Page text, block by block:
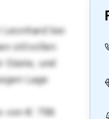
bei
stilvollen
Gäste, und
Lage
von € 758